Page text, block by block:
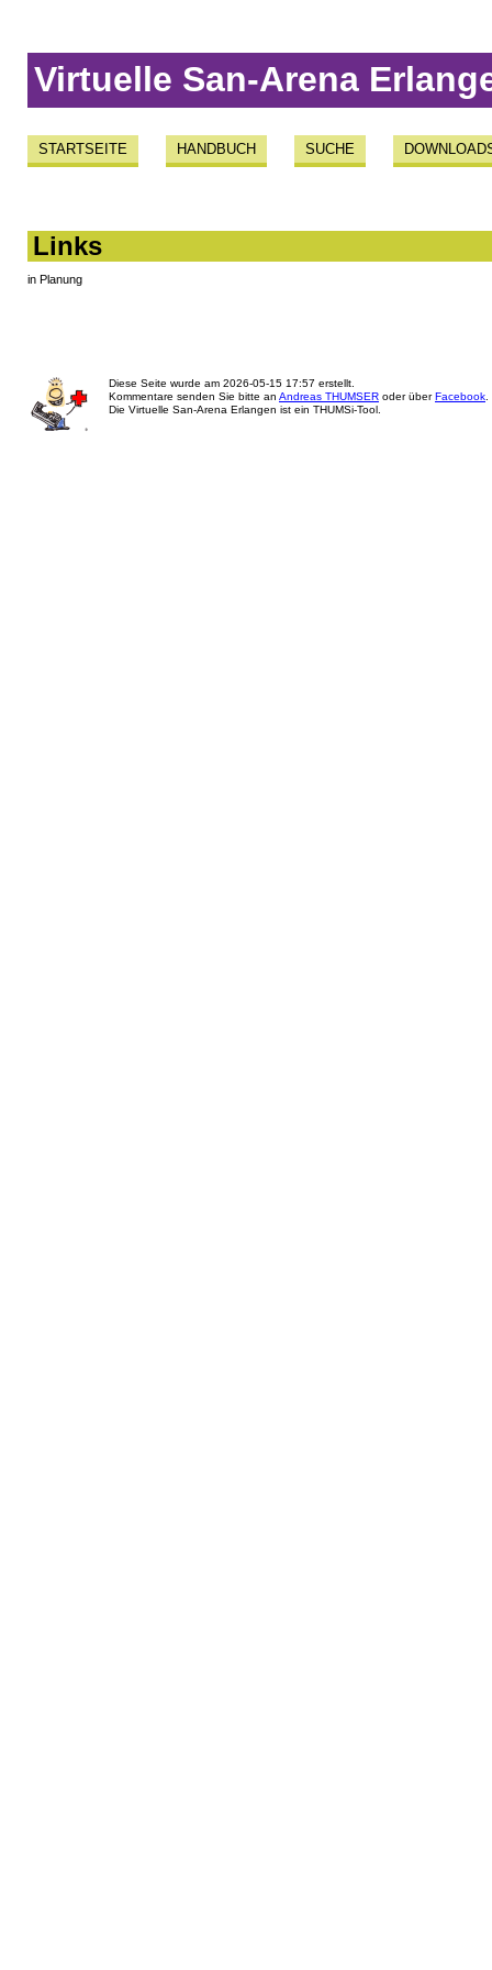
Virtuelle San-Arena
STARTSEITE HANDBUCH SUCHE
Links
in Planung
Diese Seite wurde am 2026-05-15 17:57 erstellt.
Kommentare senden Sie bitte an Andreas THUMSER oder überFacebook
Die Virtuelle San-Arena Erlangen ist ein THUMSi-Tool.